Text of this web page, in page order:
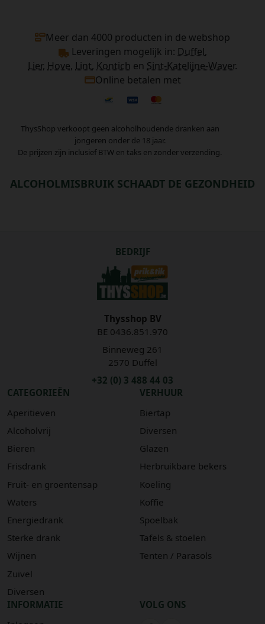
Meer dan 4000 producten in de webshop
Leveringen mogelijk in: Duffel,
Lier, Hove, Lint, Kontich en Sint-Katelijne-Waver.
Online betalen met
ThysShop verkoopt geen alcoholhoudende dranken aan
jongeren onder de 18 jaar.
De prijzen zijn inclusief BTW en taks en zonder verzending.
ALCOHOLMISBRUIK SCHAADT DE GEZONDHEID
BEDRIJF
Thysshop BV
BE 0436.851.970
Binneweg 261
2570 Duffel
+32 (0) 3 488 44 03
CATEGORIEËN
Aperitieven
Alcoholvrij
Bieren
Frisdrank
Fruit- en groentensap
Waters
Energiedrank
Sterke drank
Wijnen
Zuivel
Diversen
VERHUUR
Biertap
Diversen
Glazen
Herbruikbare bekers
Koeling
Koffie
Spoelbak
Tafels & stoelen
Tenten / Parasols
INFORMATIE
VOLG ONS